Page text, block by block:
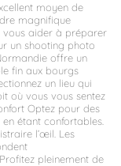
moyen de
magnifique
vous aider à préparer
un shooting photo
offre un
fin aux bourgs
un lieu qui
où vous vous sentez
Optez pour des
étant confortables.
l’œil. Les
pleinement de